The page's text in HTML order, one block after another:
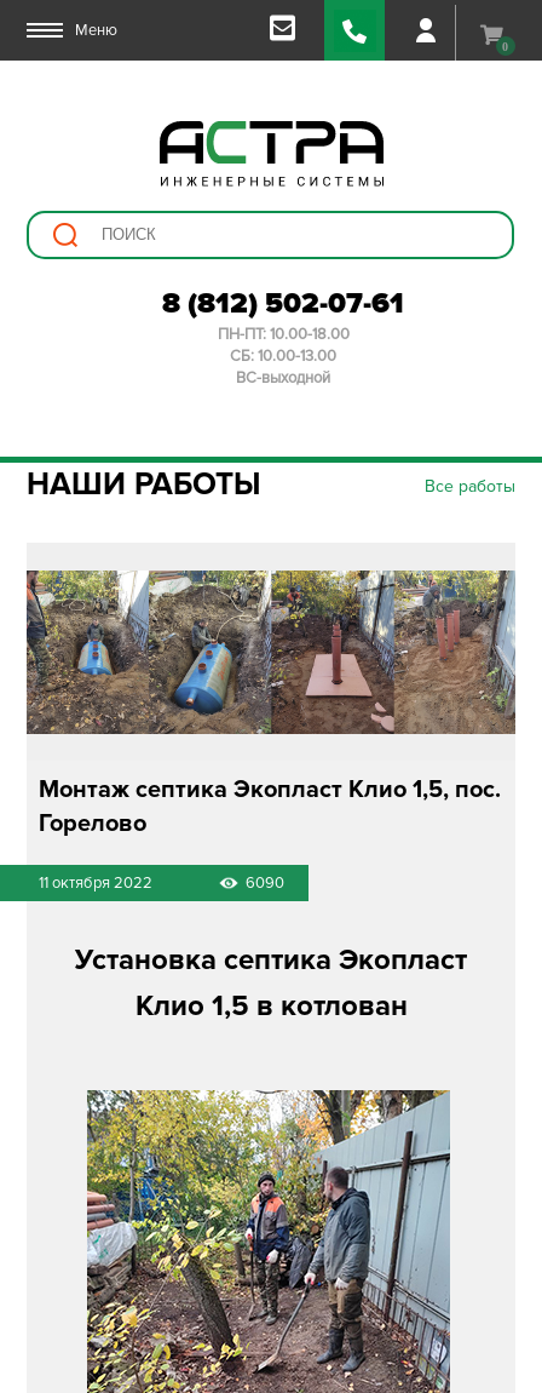
Меню
0
8 (812) 502-07-61
ПН-ПТ: 10.00-18.00
СБ: 10.00-13.00
ВС-выходной
НАШИ РАБОТЫ Все работы
Монтаж септика Экопласт Клио 1,5, пос.
Горелово
11 октября 2022 6090
Установка септика Экопласт
Клио 1,5 в котлован